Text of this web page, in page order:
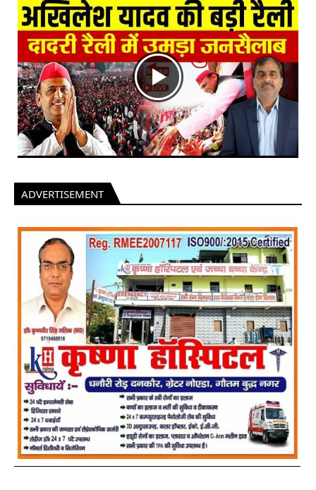
ADVERTISEMENT